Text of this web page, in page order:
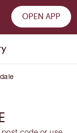
OPEN APP